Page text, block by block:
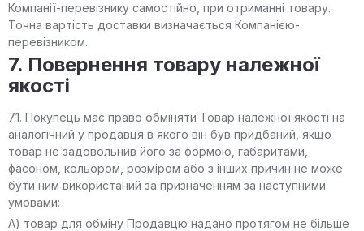
Компанії-перевізнику самостійно, при отриманні товару.
Точна вартість доставки визначається Компанією-
перевізником.
7. Повернення товару належної
якості
7.1. Покупець має право обміняти Товар належної якості на
аналогічний у продавця в якого він був придбаний, якщо
товар не задовольнив його за формою, габаритами,
фасоном, кольором, розміром або з інших причин не може
бути ним використаний за призначенням за наступними
умовами:
А) товар для обміну Продавцю надано протягом не більше